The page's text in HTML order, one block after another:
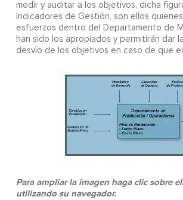
medir y auditar a los objetivos, dicha
Indicadores de Gestión, son ellos
esfuerzos dentro del Departamento de
han sido los apropiados y permitirán dar
desvío de los objetivos en caso de que
Para ampliar la imagen haga clic sobre
utilizando su navegador.